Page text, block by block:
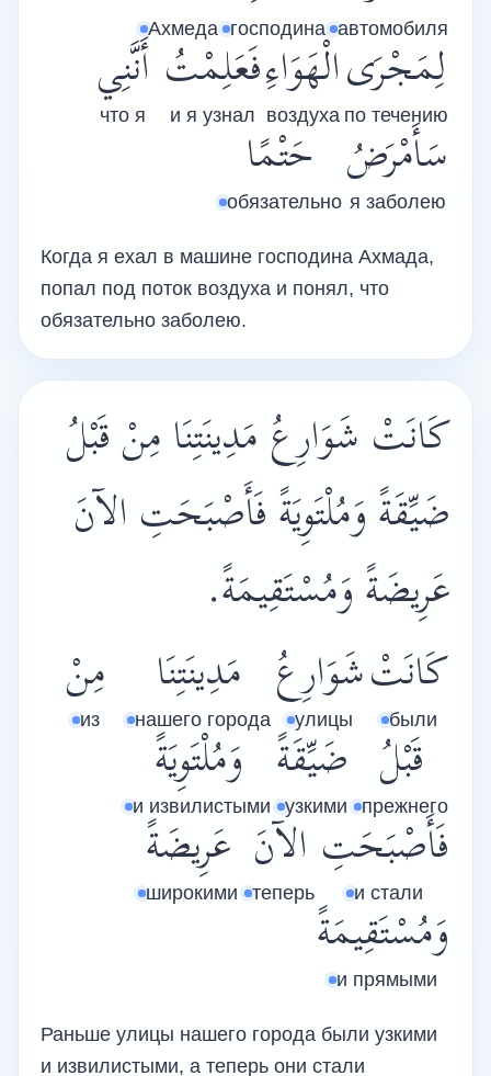
автомобиля
господина
Ахмеда
لِمَجْرَى
по течению
الْهَوَاءِ
воздуха
فَعَلِمْتُ
и я узнал
أَنَّنِي
что я
سَأَمْرَضُ
я заболею
حَتْمًا
обязательно
Когда я ехал в машине господина Ахмада,
попал под поток воздуха и понял, что
обязательно заболею.
كَانَتْ شَوَارِعُ مَدِينَتِنَا مِنْ قَبْلُ
ضَيِّقَةً وَمُلْتَوِيَةً فَأَصْبَحَتِ الآنَ
عَرِيضَةً وَمُسْتَقِيمَةً.
كَانَتْ
были
شَوَارِعُ
улицы
مَدِينَتِنَا
нашего города
مِنْ
из
قَبْلُ
прежнего
ضَيِّقَةً
узкими
وَمُلْتَوِيَةً
и извилистыми
فَأَصْبَحَتِ
и стали
الآنَ
теперь
عَرِيضَةً
широкими
وَمُسْتَقِيمَةً
и прямыми
Раньше улицы нашего города были узкими
и извилистыми, а теперь они стали